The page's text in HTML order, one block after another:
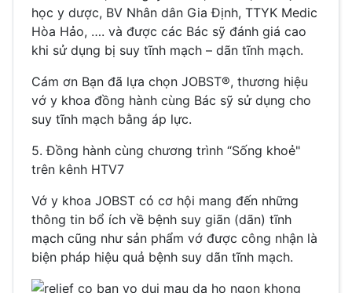
học y dược, BV Nhân dân Gia Định, TTYK Medic
Hòa Hảo, …. và được các Bác sỹ đánh giá cao
khi sử dụng bị suy tĩnh mạch – dãn tĩnh mạch.
Cám ơn Bạn đã lựa chọn JOBST®, thương hiệu
vớ y khoa đồng hành cùng Bác sỹ sử dụng cho
suy tĩnh mạch bằng áp lực.
5. Đồng hành cùng chương trình “Sống khoẻ"
trên kênh HTV7
Vớ y khoa JOBST có cơ hội mang đến những
thông tin bổ ích về bệnh suy giãn (dãn) tĩnh
mạch cũng như sản phẩm vớ được công nhận là
biện pháp hiệu quả bệnh suy dãn tĩnh mạch.